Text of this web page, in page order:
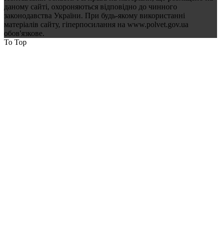
даному сайті, охороняються відповідно до чинного
законодавства України. При будь-якому використанні
матеріалів сайту, гіперпосилання на www.polvet.gov.ua
обов'язкове.
To Top